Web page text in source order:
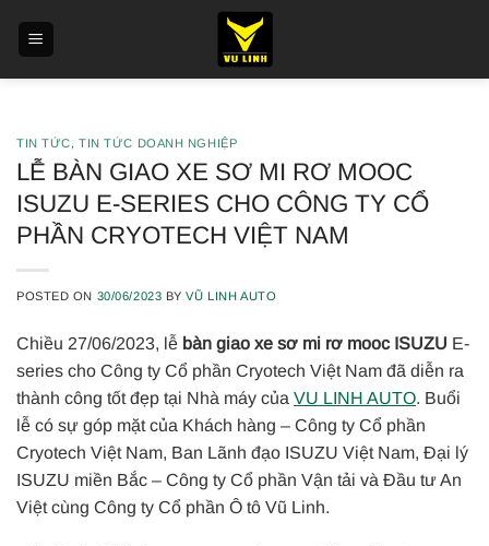
TIN TỨC,TIN TỨC DOANH NGHIỆP
LỄ BÀN GIAO XE SƠ MI RƠ MOOC
ISUZU E-SERIES CHO CÔNG TY CỔ
PHẦN CRYOTECH VIỆT NAM
POSTED ON 30/06/2023 BYVŨ LINH AUTO
Chiều 27/06/2023, lễ bàn giao xe sơ mi rơ mooc ISUZU E-
series cho Công ty Cổ phần Cryotech Việt Nam đã diễn ra
thành công tốt đẹp tại Nhà máy của VU LINH AUTO. Buổi
lễ có sự góp mặt của Khách hàng – Công ty Cổ phần
Cryotech Việt Nam, Ban Lãnh đạo ISUZU Việt Nam, Đại lý
ISUZU miền Bắc – Công ty Cổ phần Vận tải và Đầu tư An
Việt cùng Công ty Cổ phần Ô tô Vũ Linh.